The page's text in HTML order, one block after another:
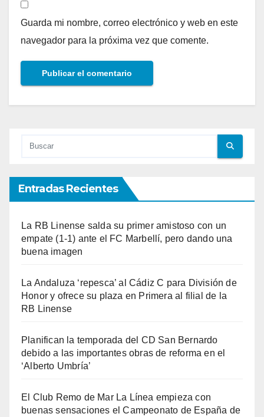
Guarda mi nombre, correo electrónico y web en este
navegador para la próxima vez que comente.
Entradas Recientes
La RB Linense salda su primer amistoso con un
empate (1-1) ante el FC Marbellí, pero dando una
buena imagen
La Andaluza ‘repesca’ al Cádiz C para División de
Honor y ofrece su plaza en Primera al filial de la
RB Linense
Planifican la temporada del CD San Bernardo
debido a las importantes obras de reforma en el
‘Alberto Umbría’
El Club Remo de Mar La Línea empieza con
buenas sensaciones el Campeonato de España de